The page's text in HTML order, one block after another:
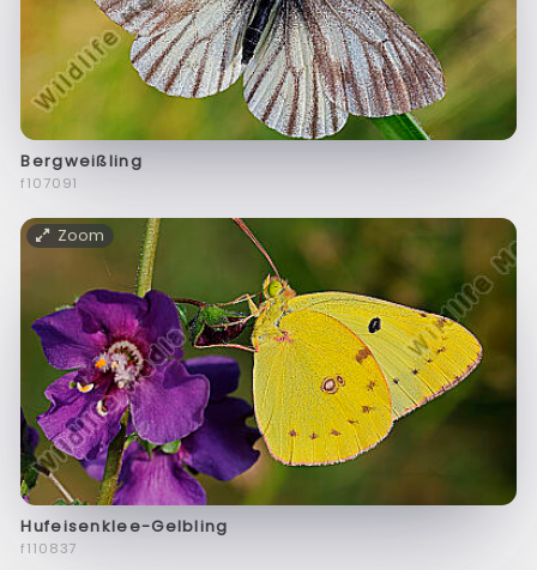
Bergweißling
f107091
Zoom
Hufeisenklee-Gelbling
f110837